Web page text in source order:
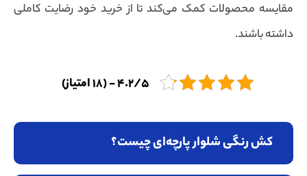
مقایسه محصولات کمک می‌کند تا از خرید خود رضایت کاملی
داشته باشند.
4.2/5 - (18 امتیاز)
کش رنگی شلوار پارچه‌ای چیست؟